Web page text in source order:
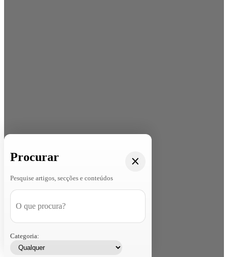
Procurar
Pesquise artigos, secções e conteúdos
Categoria: